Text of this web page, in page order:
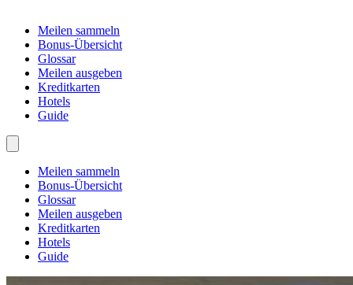
Meilen sammeln
Bonus-Übersicht
Glossar
Meilen ausgeben
Kreditkarten
Hotels
Guide
Meilen sammeln
Bonus-Übersicht
Glossar
Meilen ausgeben
Kreditkarten
Hotels
Guide